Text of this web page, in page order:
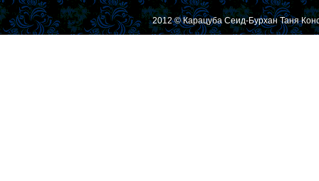
2012 © Карацуба Сеид-Бурхан Таня